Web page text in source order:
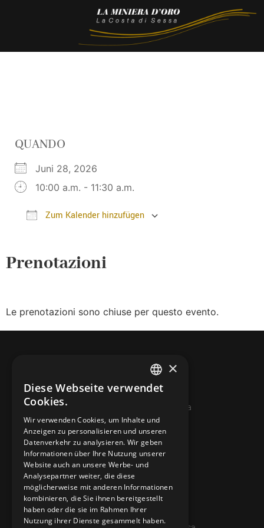
QUANDO
Juni 28, 2026
10:00 a.m. - 11:30 a.m.
Zum Kalender hinzufügen
Prenotazioni
Le prenotazioni sono chiuse per questo evento.
© 2026 Miniera d’oro di Sessa
KONTAKTE
info@minieradoro.ch
091 608 11 25
079 127 20 80
ITALIAN
GERMAN
ENGLISH
×
Diese Webseite verwendet
Cookies.
Wir verwenden Cookies, um Inhalte und
Anzeigen zu personalisieren und unseren
Datenverkehr zu analysieren. Wir geben
Informationen über Ihre Nutzung unserer
Website auch an unsere Werbe- und
Analysepartner weiter, die diese
möglicherweise mit anderen Informationen
kombinieren, die Sie ihnen bereitgestellt
haben oder die sie im Rahmen Ihrer
Nutzung ihrer Dienste gesammelt haben.